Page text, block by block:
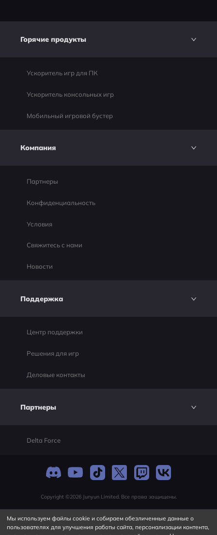
Горячие продукты
Ускоритель игр для ПК
Ускоритель консольных игр
Мобильный игровой бустер
Компания
Партнеры
Конфиденциальность
Условия
Свяжитесь с нами
Новости
Поддержка
Центр поддержки
Решения для игр
Деловые контакты
Партнеры
Delta Force
Copyright ©2026 Junyun Limited. Все права защищены.
Мы используем файлы cookie и собираем обезличенные данные о
пользователях для улучшения работы сайта, персонализации контента,